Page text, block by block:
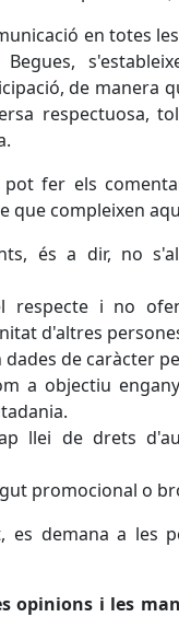
en totes
de manera
respectuosa,
fer els
que compleixen
és a dir, no
respecte i no
d'altres
de caràcter
a objectiu
llei de drets
promocional o
es demana a les
opinions i les